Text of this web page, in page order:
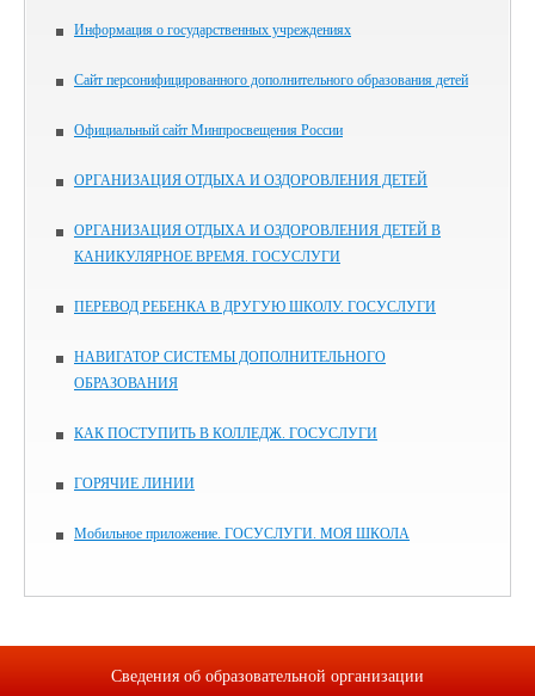
Информация о государственных учреждениях
Сайт персонифицированного дополнительного образования детей
Официальный сайт Минпросвещения России
ОРГАНИЗАЦИЯ ОТДЫХА И ОЗДОРОВЛЕНИЯ ДЕТЕЙ
ОРГАНИЗАЦИЯ ОТДЫХА И ОЗДОРОВЛЕНИЯ ДЕТЕЙ В
КАНИКУЛЯРНОЕ ВРЕМЯ. ГОСУСЛУГИ
ПЕРЕВОД РЕБЕНКА В ДРУГУЮ ШКОЛУ. ГОСУСЛУГИ
НАВИГАТОР СИСТЕМЫ ДОПОЛНИТЕЛЬНОГО
ОБРАЗОВАНИЯ
КАК ПОСТУПИТЬ В КОЛЛЕДЖ. ГОСУСЛУГИ
ГОРЯЧИЕ ЛИНИИ
Мобильное приложение. ГОСУСЛУГИ. МОЯ ШКОЛА
Сведения об образовательной организации